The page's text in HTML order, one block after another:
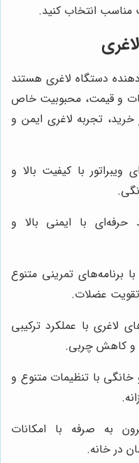
مناسب انتخاب کنید.
دهنده دستگاه لاغری هستند
و قیمت، محبوبیت خاص
تجربه لاغری ایمن و
ویبراتور با کیفیت بالا و
حرفه‌ای با ایمنی بالا و
دستگاه EMS با برنامه‌های تمرینی متنوع
عضلات.
لاغری با عملکرد ترکیبی
و کاهش چربی.
با تنظیمات متنوع و
به صرفه با امکانات
در خانه.